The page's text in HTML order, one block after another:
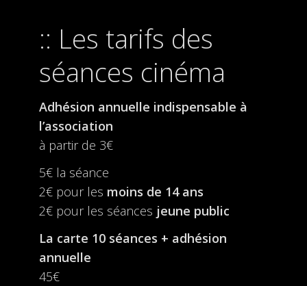
Les tarifs des
séances cinéma
Adhésion annuelle indispensable à
l’association
à partir de 3€
5€ la séance
2€ pour les moins de 14 ans
2€ pour les séances jeune public
La carte 10 séances + adhésion
annuelle
45€